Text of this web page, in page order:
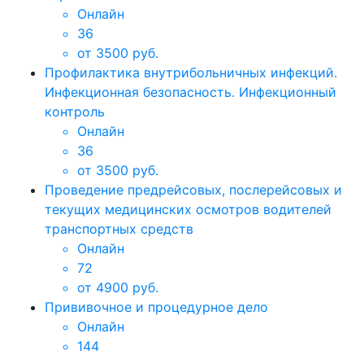
Онлайн
36
от 3500 руб.
Профилактика внутрибольничных инфекций.
Инфекционная безопасность. Инфекционный
контроль
Онлайн
36
от 3500 руб.
Проведение предрейсовых, послерейсовых и
текущих медицинских осмотров водителей
транспортных средств
Онлайн
72
от 4900 руб.
Прививочное и процедурное дело
Онлайн
144